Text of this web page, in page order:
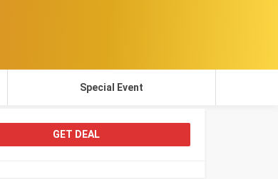
Special Event
GET DEAL